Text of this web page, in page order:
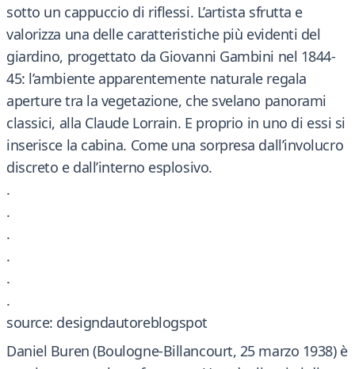
sotto un cappuccio di riflessi. L’artista sfrutta e
valorizza una delle caratteristiche più evidenti del
giardino, progettato da Giovanni Gambini nel 1844-
45: l’ambiente apparentemente naturale regala
aperture tra la vegetazione, che svelano panorami
classici, alla Claude Lorrain. E proprio in uno di essi si
inserisce la cabina. Come una sorpresa dall’involucro
discreto e dall’interno esplosivo.
.
.
.
.
.
.
source: designdautoreblogspot
Daniel Buren (Boulogne-Billancourt, 25 marzo 1938) è